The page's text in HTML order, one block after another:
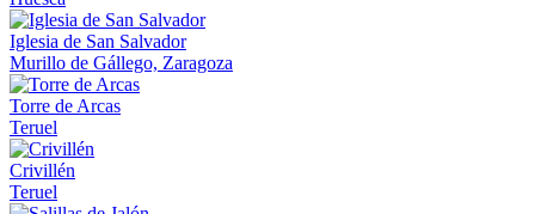
Iglesia de San Salvador
Murillo de Gállego, Zaragoza
Torre de Arcas
Teruel
Crivillén
Teruel